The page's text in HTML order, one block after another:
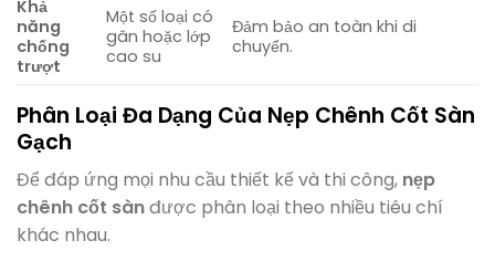
Khả
năng
chống
trượt
Một số loại có
gân hoặc lớp
cao su
Đảm bảo an toàn khi di
chuyển.
Phân Loại Đa Dạng Của Nẹp Chênh Cốt Sàn
Gạch
Để đáp ứng mọi nhu cầu thiết kế và thi công, nẹp
chênh cốt sànđược phân loại theo nhiều tiêu chí
khác nhau.